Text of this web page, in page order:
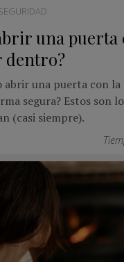
una puerta
dentro?
abrir una puerta con
segura? Estos son
(casi siempre).